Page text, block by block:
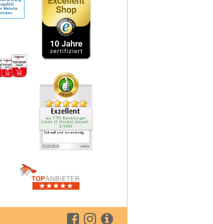
Klimaktoplant
Klosterfrau
La Roche-Posay
Layenberger
Louis Widmer
Medipharma Cosmetics
Meditonsin
Miradent
Mucosolvan
Nasic
Neo Angin
Nicorette
Nicotinell
Nivea
Oral B
Oral-B, blend-a-med & blend-a-dent
Orthomol
PENATEN
PHA - Pet Health Association